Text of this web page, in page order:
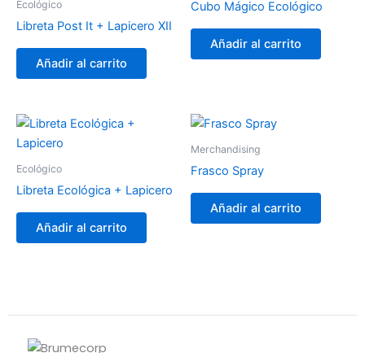
Ecológico
Libreta Post It + Lapicero XII
Añadir al carrito
Cubo Mágico Ecológico
Añadir al carrito
Ecológico
Libreta Ecológica + Lapicero
Añadir al carrito
Merchandising
Frasco Spray
Añadir al carrito